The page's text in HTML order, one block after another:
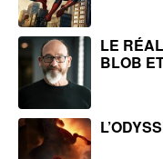
LE
BLOB